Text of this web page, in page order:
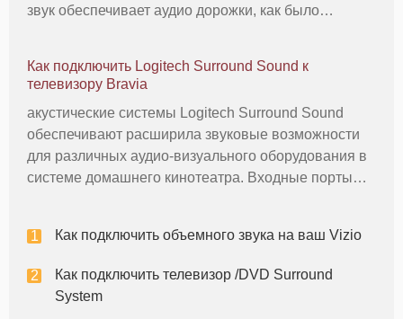
звук обеспечивает аудио дорожки, как было
это означает, что будет пять звуковых кана
Как подключить Logitech Surround Sound к
телевизору Bravia
акустические системы Logitech Surround Sound
обеспечивают расширила звуковые возможности
для различных аудио-визуального оборудования в
системе домашнего кинотеатра. Входные порты
и игровые приставки. Подключи
Как подключить объемного звука на ваш Vizio
Как подключить телевизор /DVD Surround
System